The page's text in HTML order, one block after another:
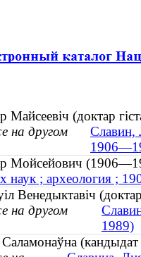
Майсеевіч (доктар
на другом
Славин,
Мойсейович
наук ; археология ;
Венедыктавіч
на другом
1989)